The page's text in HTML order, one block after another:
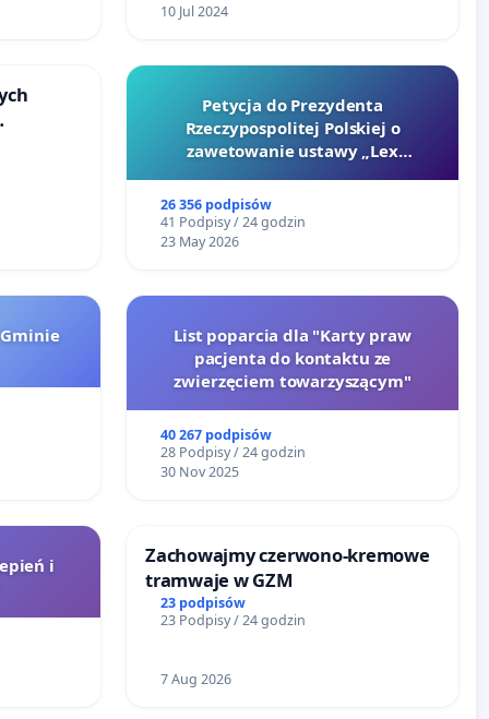
10 Jul 2024
Petycja do Prezydenta
Rzeczypospolitej Polskiej o
zawetowanie ustawy „Lex
26 356 podpisów
41 Podpisy / 24 godzin
23 May 2026
List poparcia dla "Karty praw
pacjenta do kontaktu ze
zwierzęciem towarzyszącym"
40 267 podpisów
28 Podpisy / 24 godzin
30 Nov 2025
i
Zachowajmy czerwono-kremowe
tramwaje w GZM
23 podpisów
23 Podpisy / 24 godzin
7 Aug 2026